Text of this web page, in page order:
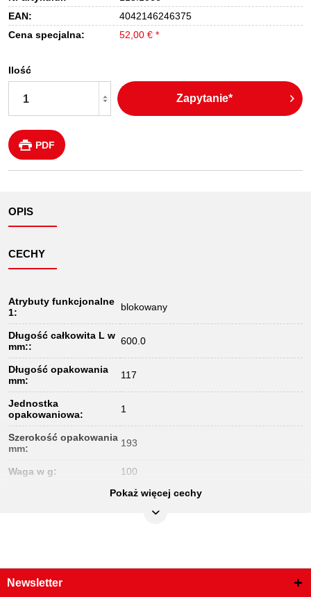
EAN:
4042146246375
Cena specjalna:
52,00 € *
Ilość
Zapytanie*
PDF
OPIS
CECHY
Atrybuty funkcjonalne
1:
blokowany
Długość całkowita L w
mm::
600.0
Długość opakowania
mm:
117
Jednostka
opakowaniowa:
1
Szerokość opakowania
mm:
193
Waga w g: 100
Wysokość opakowania 28
Pokaż więcej cechy
Newsletter